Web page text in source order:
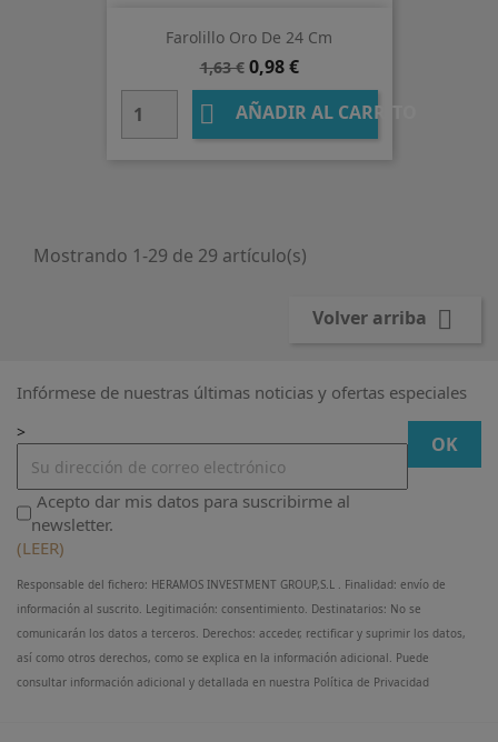
Farolillo Oro De 24 Cm
Precio
base
1,63 € Precio
0,98 €
 AÑADIR AL CARRITO
Mostrando 1-29 de 29 artículo(s)
Volver arriba 
Infórmese de nuestras últimas noticias y ofertas especiales
>
Acepto dar mis datos para suscribirme al
newsletter.
(LEER)
Responsable del fichero: HERAMOS INVESTMENT GROUP,S.L . Finalidad: envío de
información al suscrito. Legitimación: consentimiento. Destinatarios: No se
comunicarán los datos a terceros. Derechos: acceder, rectificar y suprimir los datos,
así como otros derechos, como se explica en la información adicional. Puede
consultar información adicional y detallada en nuestra Política de Privacidad